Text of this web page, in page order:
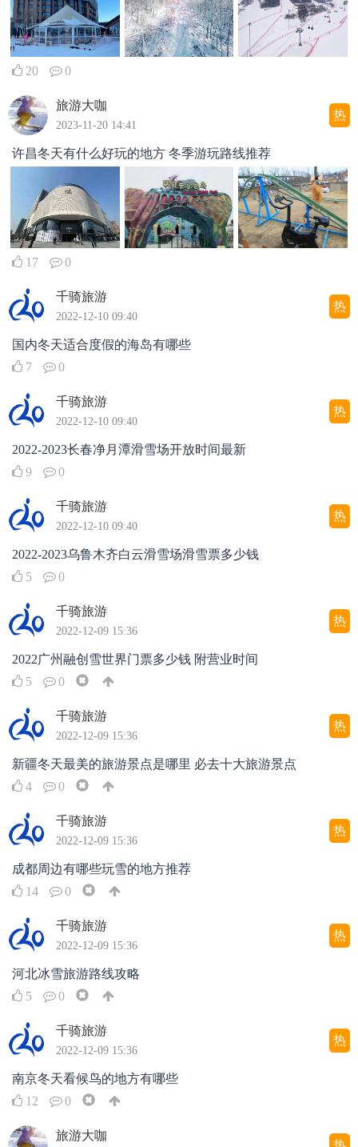
20 0
旅游大咖
2023-11-20 14:41
热
许昌冬天有什么好玩的地方 冬季游玩路线推荐
17 0
千骑旅游
2022-12-10 09:40
热
国内冬天适合度假的海岛有哪些
7 0
千骑旅游
2022-12-10 09:40
热
2022-2023长春净月潭滑雪场开放时间最新
9 0
千骑旅游
2022-12-10 09:40
热
2022-2023乌鲁木齐白云滑雪场滑雪票多少钱
5 0
千骑旅游
2022-12-09 15:36
热
2022广州融创雪世界门票多少钱 附营业时间
5 0
千骑旅游
2022-12-09 15:36
热
新疆冬天最美的旅游景点是哪里 必去十大旅游景点
4 0
千骑旅游
2022-12-09 15:36
热
成都周边有哪些玩雪的地方推荐
14 0
千骑旅游
2022-12-09 15:36
热
河北冰雪旅游路线攻略
5 0
千骑旅游
2022-12-09 15:36
热
南京冬天看候鸟的地方有哪些
12 0
旅游大咖